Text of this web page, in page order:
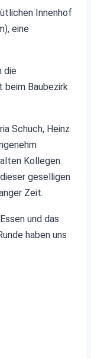
Innenhof
eine
die
beim Baubezirk
Schuch, Heinz
Kollegen.
geselligen
Zeit.
und das
haben uns